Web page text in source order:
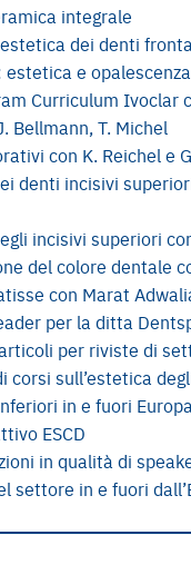
integrale
dei denti
estetica e opalescenza
Curriculum Ivoclar
Bellmann, T. Michel
con K. Reichel e
denti incisivi
incisivi superiori
del colore dentale
con Marat
per la ditta
per riviste di
corsi sull’estetica
in e fuori Europa
ESCD
in qualità di
settore in e fuori